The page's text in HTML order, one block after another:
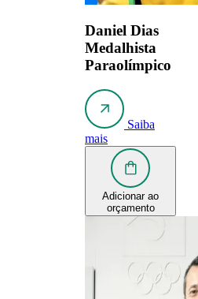
Daniel Dias
Medalhista
Paraolímpico
Saiba
mais
Adicionar ao
orçamento